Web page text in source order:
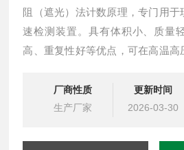
阻（遮光）法计数原理，专门用
速检测装置。具有体积小、质量
高、重复性好等优点，可在高温高
的同时，可对水含量和油液温度一
厂商性质
生产厂家
更新时间
2026-03-30